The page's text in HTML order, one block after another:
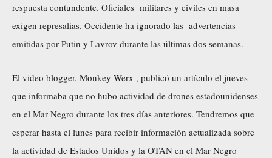
respuesta contundente. Oficiales militares y civiles en masa
exigen represalias. Occidente ha ignorado las advertencias
emitidas por Putin y Lavrov durante las últimas dos semanas.
El video blogger, Monkey Werx , publicó un artículo el jueves
que informaba que no hubo actividad de drones estadounidenses
en el Mar Negro durante los tres días anteriores. Tendremos que
esperar hasta el lunes para recibir información actualizada sobre
la actividad de Estados Unidos y la OTAN en el Mar Negro